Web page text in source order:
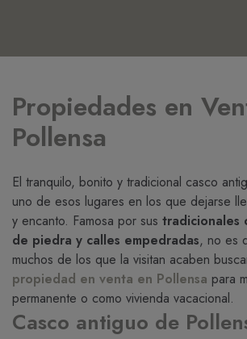
Propiedades en
Pollensa
El tranquilo, bonito y tradicional casco
uno de esos lugares en los que dejarse
y encanto. Famosa por sus tradicionales
de piedra y calles empedradas, no es
muchos de los que la visitan acaben
propiedad en venta en Pollensa para
permanente o como vivienda vacacional.
Casco antiguo de